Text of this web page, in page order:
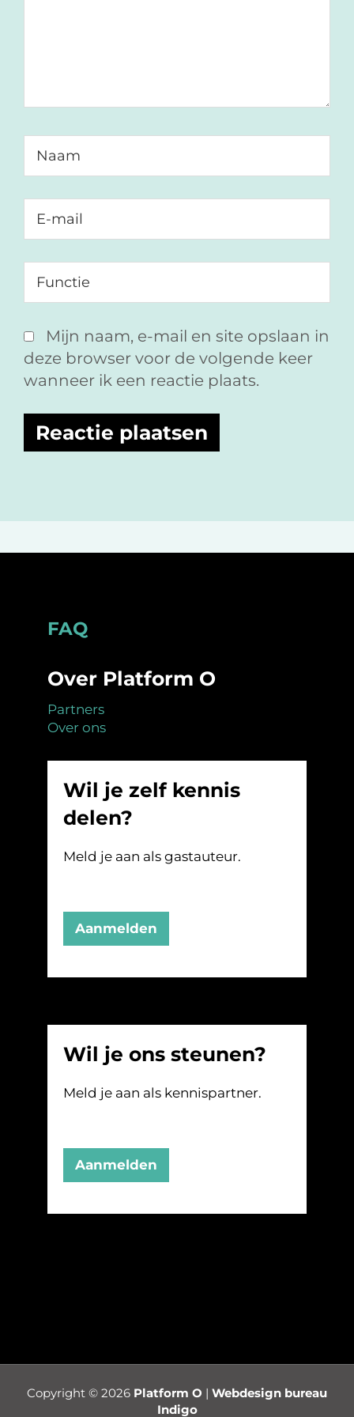
Mijn naam, e-mail en site opslaan in
deze browser voor de volgende keer
wanneer ik een reactie plaats.
Footer
FAQ
Over Platform O
Partners
Over ons
Wil je zelf kennis
delen?
Meld je aan als gastauteur.
Aanmelden
Wil je ons steunen?
Meld je aan als kennispartner.
Aanmelden
Copyright © 2026 Platform O | Webdesign bureau
Indigo